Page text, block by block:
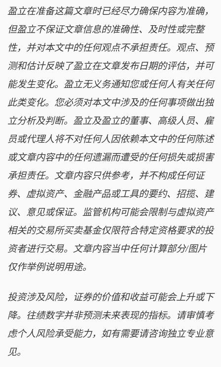
盈立在准备这篇文章时已经尽力确保内容为准确，
但盈立不保证文章信息的准确性、及时性或完整
性，并对本文中的任何观点不承担责任。观点、预
测和估计反映了盈立在文章发布日期的评估，并可
能发生变化。盈立无义务通知您或任何人有关任何
此类变化。您必须对本文中涉及的任何事项做出独
立分析及判断。盈立及盈立的董事、高级人员、雇
员或代理人将不对任何人因依赖本文中的任何陈述
或文章内容中的任何遗漏而遭受的任何损失或损害
承担责任。文章内容只供参考，并不构成任何证
券、虚拟资产、金融产品或工具的要约、招揽、建
议、意见或保证。监管机构可能会限制与虚拟资产
相关的交易所买卖基金仅限符合特定资格要求的投
资者进行交易。文章内容当中任何计算部分/图片
仅作举例说明用途。
投资涉及风险，证券的价值和收益可能会上升或下
降。往绩数字并非预测未来表现的指标。请审慎考
虑个人风险承受能力，如有需要请咨询独立专业意
见。